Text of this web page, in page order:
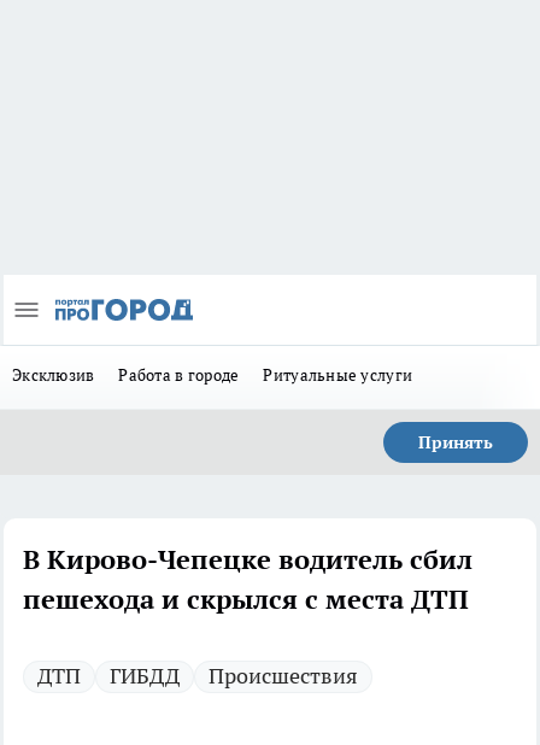
Эксклюзив Работа в городе Ритуальные услуги
Принять
В Кирово-Чепецке водитель сбил
пешехода и скрылся с места ДТП
ДТП ГИБДД Происшествия